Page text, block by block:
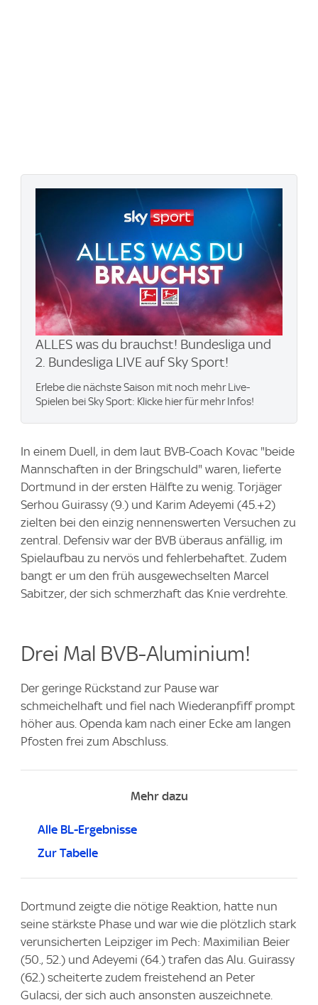
ALLES was du brauchst! Bundesliga und
2. Bundesliga LIVE auf Sky Sport!
Erlebe die nächste Saison mit noch mehr Live-
Spielen bei Sky Sport: Klicke hier für mehr Infos!
In einem Duell, in dem laut BVB-Coach Kovac "beide
Mannschaften in der Bringschuld" waren, lieferte
Dortmund in der ersten Hälfte zu wenig. Torjäger
Serhou Guirassy (9.) und Karim Adeyemi (45.+2)
zielten bei den einzig nennenswerten Versuchen zu
zentral. Defensiv war der BVB überaus anfällig, im
Spielaufbau zu nervös und fehlerbehaftet. Zudem
bangt er um den früh ausgewechselten Marcel
Sabitzer, der sich schmerzhaft das Knie verdrehte.
Drei Mal BVB-Aluminium!
Der geringe Rückstand zur Pause war
schmeichelhaft und fiel nach Wiederanpfiff prompt
höher aus. Openda kam nach einer Ecke am langen
Pfosten frei zum Abschluss.
Mehr dazu
Alle BL-Ergebnisse
Zur Tabelle
Dortmund zeigte die nötige Reaktion, hatte nun
seine stärkste Phase und war wie die plötzlich stark
verunsicherten Leipziger im Pech: Maximilian Beier
(50., 52.) und Adeyemi (64.) trafen das Alu. Guirassy
(62.) scheiterte zudem freistehend an Peter
Gulacsi, der sich auch ansonsten auszeichnete.